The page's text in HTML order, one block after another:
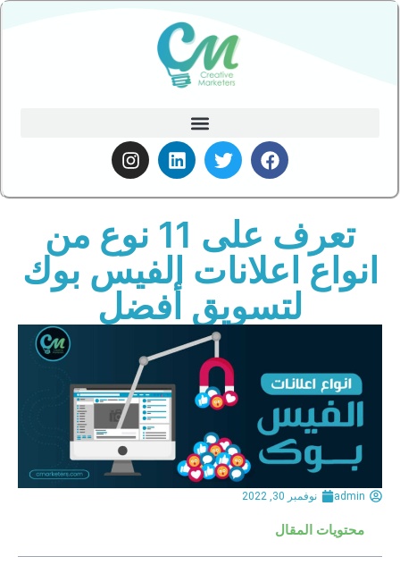
تعرف على 11 نوع من
انواع اعلانات الفيس بوك
لتسويق أفضل
admin نوفمبر 30, 2022
محتويات المقال